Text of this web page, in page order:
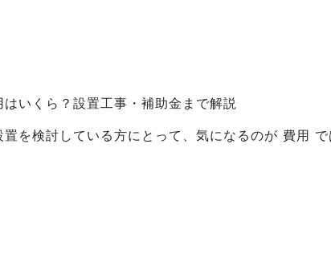
いくら？設置工事・補助金まで解説
を検討している方にとって、気になるのが 費用
お問い合わせ